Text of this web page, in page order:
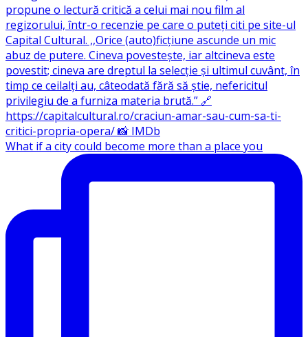
What if a city could become more than a place you